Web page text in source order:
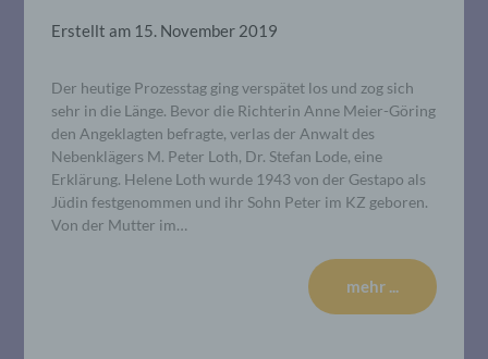
Erstellt am 15. November 2019
Der heutige Prozesstag ging verspätet los und zog sich
sehr in die Länge. Bevor die Richterin Anne Meier-Göring
den Angeklagten befragte, verlas der Anwalt des
Nebenklägers M. Peter Loth, Dr. Stefan Lode, eine
Erklärung. Helene Loth wurde 1943 von der Gestapo als
Jüdin festgenommen und ihr Sohn Peter im KZ geboren.
Von der Mutter im…
mehr ...